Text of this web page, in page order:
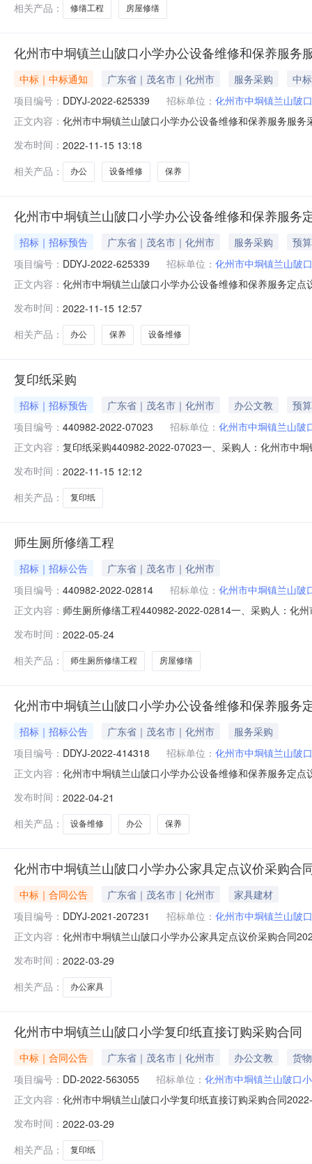
相关产品：
修缮工程 房屋修缮
化州市中垌镇兰山陂口小学办公设备维修和保养服务
中标｜中标通知 广东省｜茂名市｜化州市 服务采购
中
项目编号： DDYJ-2022-625339 招标单位： 化州市中垌镇兰山陂
正文内容： 化州市中垌镇兰山陂口小学办公设备维修和保养服务服
的明细服务描述数量单位供应商报价(元)是否中标服务
发布时间： 2022-11-15 13:18
相关产品：
办公 设备维修 保养
化州市中垌镇兰山陂口小学办公设备维修和保养服务
招标｜招标预告 广东省｜茂名市｜化州市 服务采购
预
项目编号： DDYJ-2022-625339 招标单位： 化州市中垌镇兰山陂
正文内容： 化州市中垌镇兰山陂口小学办公设备维修和保养服务定
型：桌面运维服务设备维保服务范围：打印机设备数量
式：向仲裁委
发布时间： 2022-11-15 12:57
相关产品：
办公 保养 设备维修
复印纸采购
招标｜招标预告 广东省｜茂名市｜化州市 办公文教
预
项目编号： 440982-2022-07023 招标单位： 化州市中垌镇兰山陂
正文内容： 复印纸采购440982-2022-07023一、采购人：化州市中
日
发布时间： 2022-11-15 12:12
相关产品：
复印纸
师生厕所修缮工程
招标｜招标公告
广东省｜茂名市｜化州市
项目编号： 440982-2022-02814 招标单位： 化州市中垌镇兰山陂
正文内容： 师生厕所修缮工程440982-2022-02814一、采购人：化
2022年05月24日报价地址：https:\/\/
发布时间： 2022-05-24
相关产品：
师生厕所修缮工程 房屋修缮
化州市中垌镇兰山陂口小学办公设备维修和保养服务
招标｜招标公告 广东省｜茂名市｜化州市
服务采购
项目编号： DDYJ-2022-414318 招标单位： 化州市中垌镇兰山陂
正文内容： 化州市中垌镇兰山陂口小学办公设备维修和保养服务定
型：桌面运维服务设备维保服务范围：复印机设备数量
据议价信息的
发布时间： 2022-04-21
相关产品：
设备维修 办公 保养
化州市中垌镇兰山陂口小学办公家具定点议价采购合
中标｜合同公告 广东省｜茂名市｜化州市
家具建材
项目编号： DDYJ-2021-207231 招标单位： 化州市中垌镇兰山陂
正文内容： 化州市中垌镇兰山陂口小学办公家具定点议价采购合同
中垌镇兰山陂口小学联系方式：0668-7762888供应商（
发布时间： 2022-03-29
相关产品：
办公家具
化州市中垌镇兰山陂口小学复印纸直接订购采购合同
中标｜合同公告 广东省｜茂名市｜化州市 办公文教
货物
项目编号： DD-2022-563055 招标单位： 化州市中垌镇兰山陂口
正文内容： 化州市中垌镇兰山陂口小学复印纸直接订购采购合同
学联系方式：0668-7762888供应商（乙方）：化州市伟
发布时间： 2022-03-29
相关产品：
复印纸